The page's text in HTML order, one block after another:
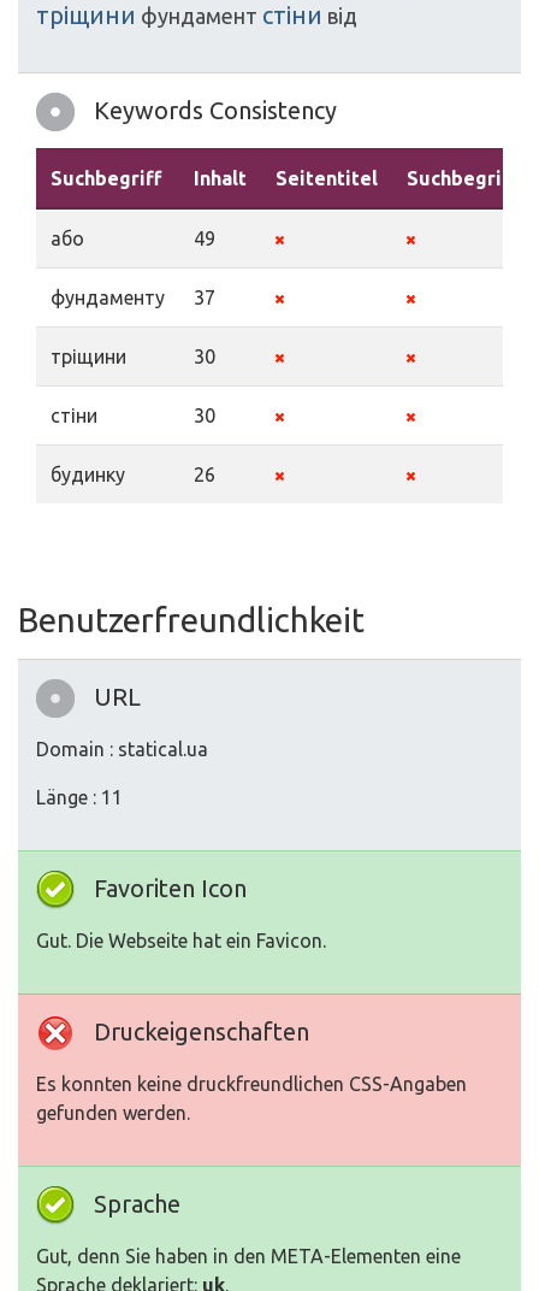
тріщини фундамент стіни від
Keywords Consistency
Suchbegriff Inhalt Seitentitel Suchbegriffe
або 49
фундаменту 37
тріщини 30
стіни 30
будинку 26
Benutzerfreundlichkeit
URL
Domain : statical.ua
Länge : 11
Favoriten Icon
Gut. Die Webseite hat ein Favicon.
Druckeigenschaften
Es konnten keine druckfreundlichen CSS-Angaben
gefunden werden.
Sprache
Gut, denn Sie haben in den META-Elementen eine
Sprache deklariert: uk.